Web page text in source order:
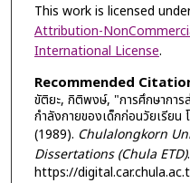
This work is licensed
Attribution-
International License.
Recommended
ขัติยะ, กิติพงษ์, "การศึกษาการ
กำลังกายของเด็กก่อนวัยเรียน
(1989). Chulalongkorn
Dissertations (Chula ETD)
https://